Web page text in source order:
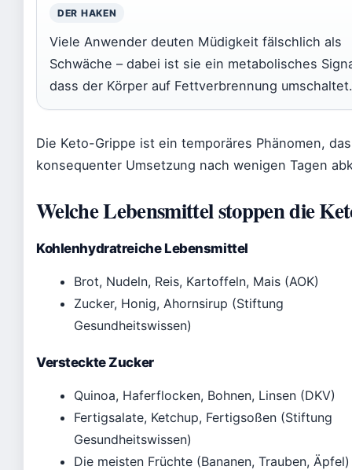
DER HAKEN
Viele Anwender deuten Müdigkeit fälschlich als
Schwäche – dabei ist sie ein metabolisches
dass der Körper auf Fettverbrennung umschaltet.
Die Keto-Grippe ist ein temporäres Phänomen,
konsequenter Umsetzung nach wenigen Tagen
Welche Lebensmittel stoppen die
Kohlenhydratreiche Lebensmittel
Brot, Nudeln, Reis, Kartoffeln, Mais (AOK)
Zucker, Honig, Ahornsirup (Stiftung
Gesundheitswissen)
Versteckte Zucker
Quinoa, Haferflocken, Bohnen, Linsen (DKV)
Fertigsalate, Ketchup, Fertigsoßen (Stiftung
Gesundheitswissen)
Die meisten Früchte (Bananen, Trauben, Äpfel)